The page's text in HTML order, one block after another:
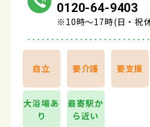
0120-64-9403
※10時～17時(日・祝
自立 要介護 要支援
大浴場あ
り
最寄駅か
ら近い